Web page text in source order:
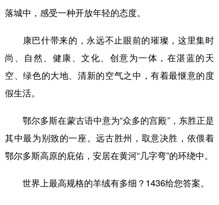
落城中，感受一种开放年轻的态度。
康巴什带来的，永远不止眼前的璀璨，这里集时
尚、自然、健康、文化、创意为一体，在湛蓝的天
空、绿色的大地、清新的空气之中，有着最惬意的度
假生活。
鄂尔多斯在蒙古语中意为“众多的宫殿”，东胜正是
其中最为别致的一座。远古胜州，取意决胜，依偎着
鄂尔多斯高原的庇佑，安居在黄河“几字弯”的环绕中。
世界上最高规格的羊绒有多细？1436给您答案。